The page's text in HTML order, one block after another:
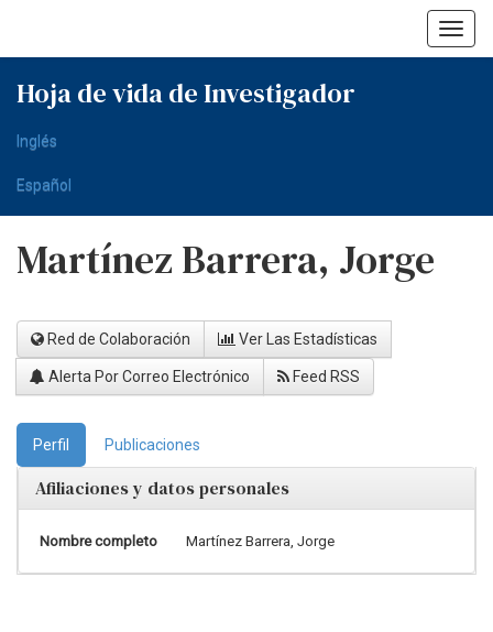
Hoja de vida de Investigador
Inglés
Español
Martínez Barrera, Jorge
Red de Colaboración Ver Las Estadísticas
Alerta Por Correo Electrónico Feed RSS
Perfil Publicaciones
Afiliaciones y datos personales
Nombre completo Martínez Barrera, Jorge